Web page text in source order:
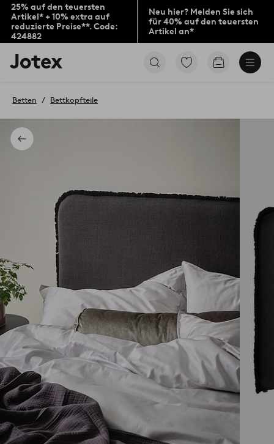
25% auf den teuersten
Artikel* + 10% extra auf
reduzierte Preise**. Code:
424882
Neu hier? Melden Sie sich
für 40% auf den teuersten
Artikel an*
Jotex-
Logo
Startseite
Zu
Produkten
Zum
Zurück
Betten Bettkopfteile